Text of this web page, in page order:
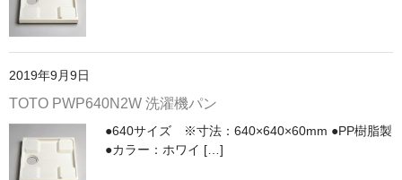
組合せ大便器セット
洗面器/手洗器
手すり
2019年9月9日
TOTO PWP640N2W 洗濯機パン
●640サイズ ※寸法：640×640×60mm ●PP樹脂製
●カラー：ホワイ […]